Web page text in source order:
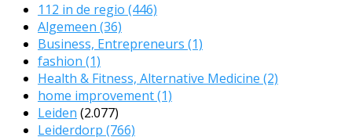
112 in de regio (446)
Algemeen (36)
Business, Entrepreneurs (1)
fashion (1)
Health & Fitness, Alternative Medicine (2)
home improvement(1)
Leiden (2.077)
Leiderdorp (766)